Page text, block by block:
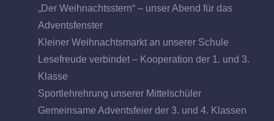
„Der Weihnachtsstern“ – unser Abend für das
Adventsfenster
Kleiner Weihnachtsmarkt an unserer Schule
Lesefreude verbindet – Kooperation der 1. und 3.
Klasse
Sportlehrehrung unserer Mittelschüler
Gemeinsame Adventsfeier der 3. und 4. Klassen